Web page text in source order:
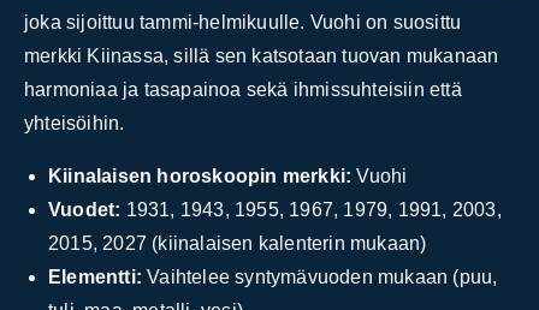
joka sijoittuu tammi-helmikuulle. Vuohi on suosittu
merkki Kiinassa, sillä sen katsotaan tuovan mukanaan
harmoniaa ja tasapainoa sekä ihmissuhteisiin että
yhteisöihin.
Kiinalaisen horoskoopin merkki: Vuohi
Vuodet: 1931, 1943, 1955, 1967, 1979, 1991, 2003,
2015, 2027 (kiinalaisen kalenterin mukaan)
Elementti: Vaihtelee syntymävuoden mukaan (puu,